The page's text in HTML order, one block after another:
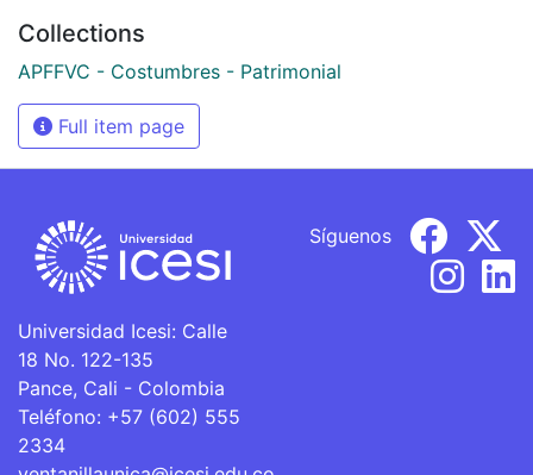
Collections
APFFVC - Costumbres - Patrimonial
Full item page
Universidad Icesi: Calle
18 No. 122-135
Pance, Cali - Colombia
Teléfono: +57 (602) 555
2334
Síguenos